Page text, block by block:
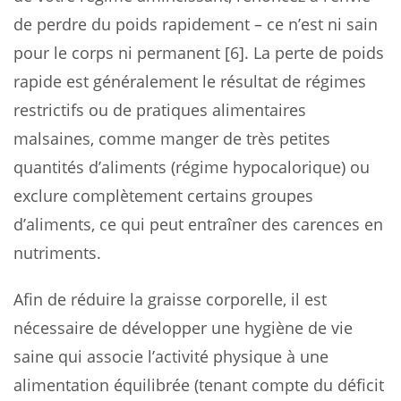
de perdre du poids rapidement – ce n’est ni sain
pour le corps ni permanent [6]. La perte de poids
rapide est généralement le résultat de régimes
restrictifs ou de pratiques alimentaires
malsaines, comme manger de très petites
quantités d’aliments (régime hypocalorique) ou
exclure complètement certains groupes
d’aliments, ce qui peut entraîner des carences en
nutriments.
Afin de réduire la graisse corporelle, il est
nécessaire de développer une hygiène de vie
saine qui associe l’activité physique à une
alimentation équilibrée (tenant compte du déficit